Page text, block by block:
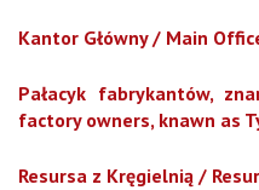
Kantor Główny / Main
Pałacyk fabrykantów,
factory owners, knawn as
Resursa z Kręgielnią /